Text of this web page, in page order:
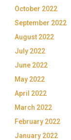
October 2022
September 2022
August 2022
July 2022
June 2022
May 2022
April 2022
March 2022
February 2022
January 2022